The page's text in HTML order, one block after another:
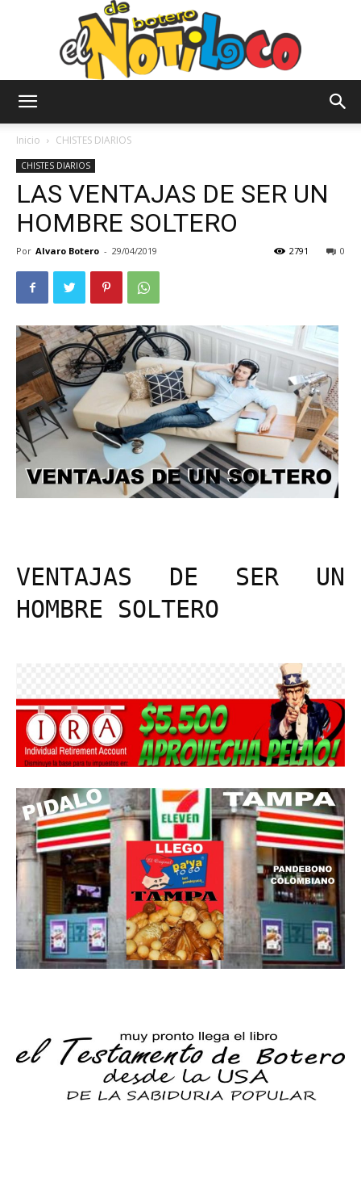
Notiloco
Botero
Inicio CHISTES DIARIOS
CHISTES DIARIOS
LAS VENTAJAS DE SER UN
HOMBRE SOLTERO
Por Alvaro Botero - 29/04/2019 0
2791
VENTAJAS DE SER UN
HOMBRE SOLTERO